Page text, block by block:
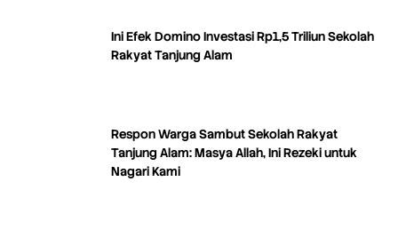
Ini Efek Domino Investasi Rp1,5 Triliun Sekolah
Rakyat Tanjung Alam
Respon Warga Sambut Sekolah Rakyat
Tanjung Alam: Masya Allah, Ini Rezeki untuk
Nagari Kami